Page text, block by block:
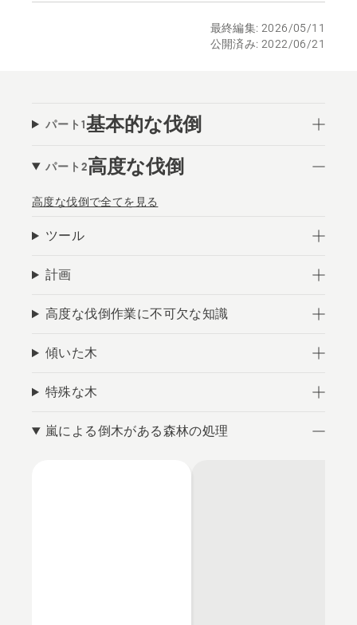
最終編集: 2026/05/11
公開済み: 2022/06/21
パート1基本的な伐倒
パート2高度な伐倒
高度な伐倒で全てを見る
ツール
計画
高度な伐倒作業に不可欠な知識
傾いた木
特殊な木
嵐による倒木がある森林の処理